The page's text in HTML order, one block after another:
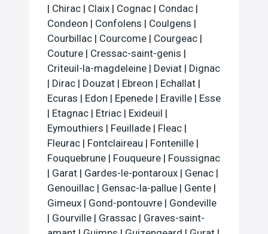
| Chirac | Claix | Cognac | Condac |
Condeon | Confolens | Coulgens |
Courbillac | Courcome | Courgeac |
Couture | Cressac-saint-genis |
Criteuil-la-magdeleine | Deviat | Dignac
| Dirac | Douzat | Ebreon | Echallat |
Ecuras | Edon | Epenede | Eraville | Esse
| Etagnac | Etriac | Exideuil |
Eymouthiers | Feuillade | Fleac |
Fleurac | Fontclaireau | Fontenille |
Fouquebrune | Fouqueure | Foussignac
| Garat | Gardes-le-pontaroux | Genac |
Genouillac | Gensac-la-pallue | Gente |
Gimeux | Gond-pontouvre | Gondeville
| Gourville | Grassac | Graves-saint-